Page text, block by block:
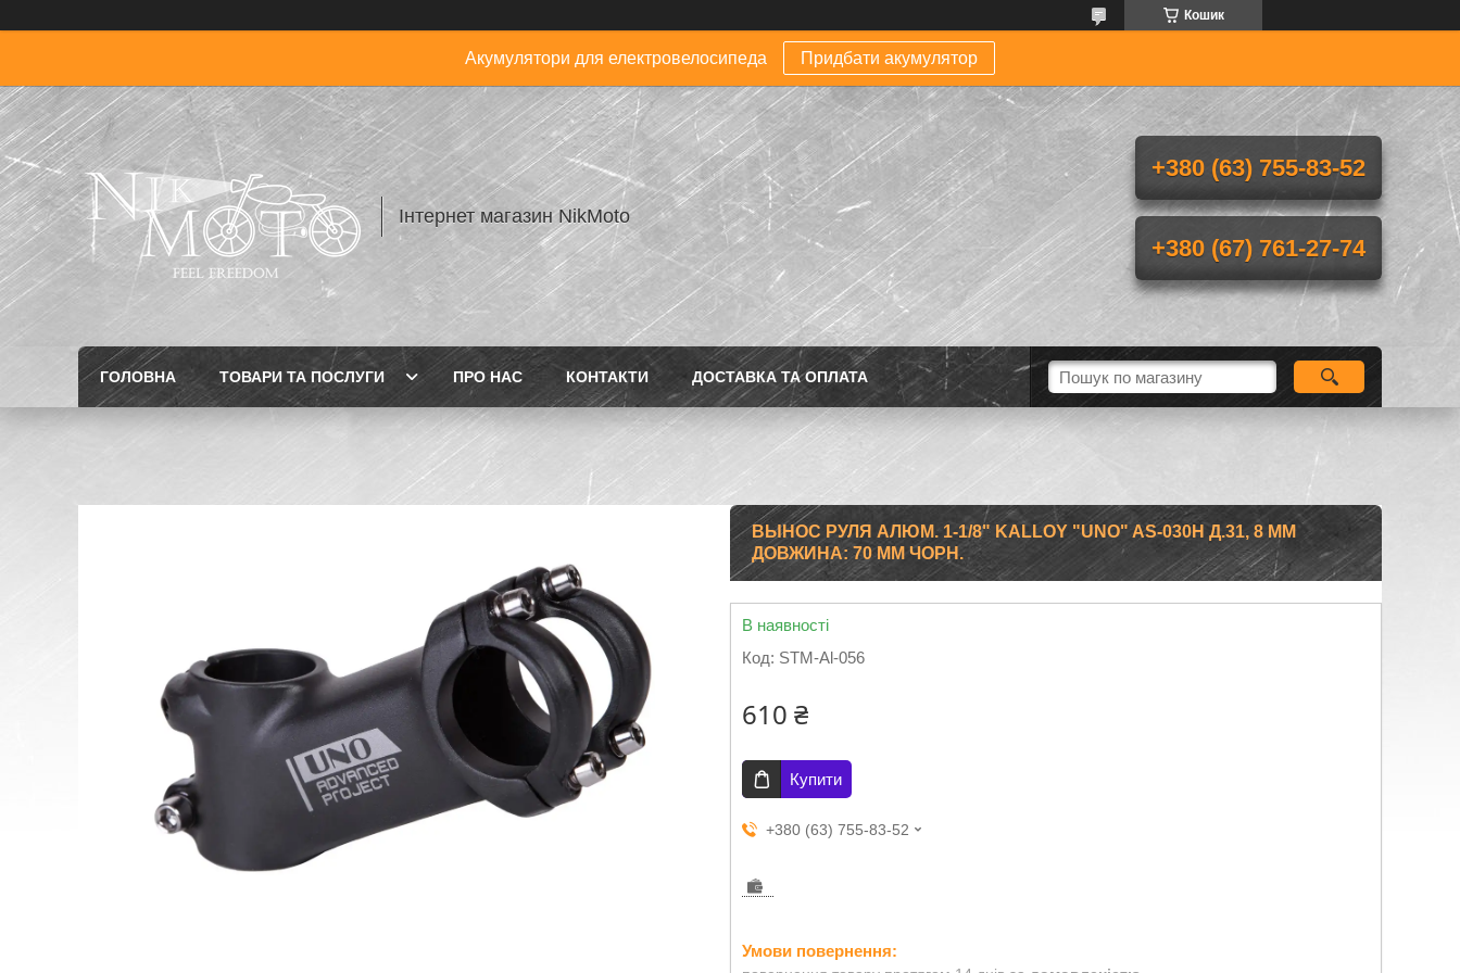
Кошик
Акумулятори для електровелосипеда Придбати акумулятор
Інтернет магазин NikMoto
+380 (63) 755-83-52
+380 (67) 761-27-74
ГОЛОВНА ТОВАРИ ТА ПОСЛУГИ ПРО НАС КОНТАКТИ ДОСТАВКА ТА ОПЛАТА
ВЫНОС РУЛЯ АЛЮМ. 1-1/8" KALLOY "UNO" AS-030H Д.31, 8 ММ
ДОВЖИНА: 70 MM ЧОРН.
В наявності
Код: STM-Al-056
610 ₴
Купити
+380 (63) 755-83-52